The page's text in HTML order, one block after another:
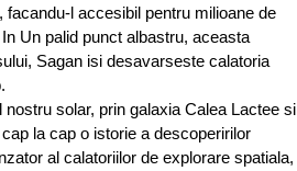
l accesibil pentru milioane de
Un palid punct albastru, aceasta
Sagan isi desavarseste calatoria
solar, prin galaxia Calea Lactee si
la cap o istorie a descoperirilor
al calatoriilor de explorare spatiala,